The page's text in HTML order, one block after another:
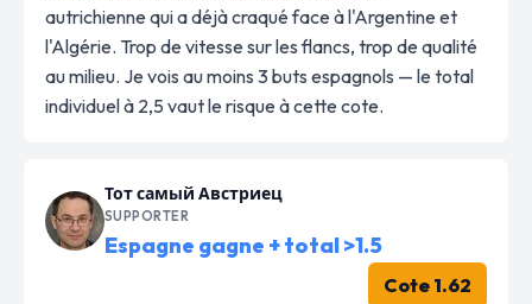
autrichienne qui a déjà craqué face à l'Argentine et
l'Algérie. Trop de vitesse sur les flancs, trop de qualité
au milieu. Je vois au moins 3 buts espagnols — le total
individuel à 2,5 vaut le risque à cette cote.
Тот самый Австриец
SUPPORTER
Espagne gagne + total >1.5
Cote 1.62